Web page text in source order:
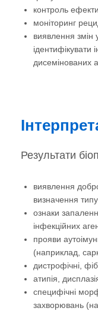
контроль
моніторинг
виявлення змін
дисемінованих
Результати
виявлення
визначення
ознаки
інфекційних
прояви
(наприклад,
дистрофічні,
атипія,
специфічні
захворювань